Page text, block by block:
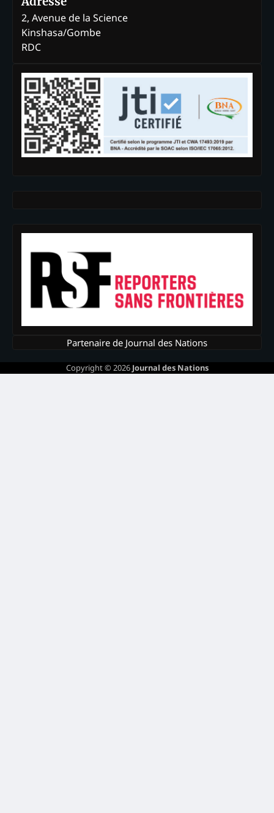
2, Avenue de la Science
Kinshasa/Gombe
RDC
Partenaire de Journal des Nations
Copyright © 2026 Journal des Nations